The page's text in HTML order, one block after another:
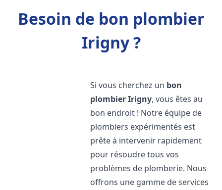
Besoin de bon plombier
Irigny ?
Si vous cherchez un bon
plombierIrigny, vous êtes au
bon endroit ! Notre équipe de
plombiers expérimentés est
prête à intervenir rapidement
pour résoudre tous vos
problèmes de plomberie. Nous
offrons une gamme de services